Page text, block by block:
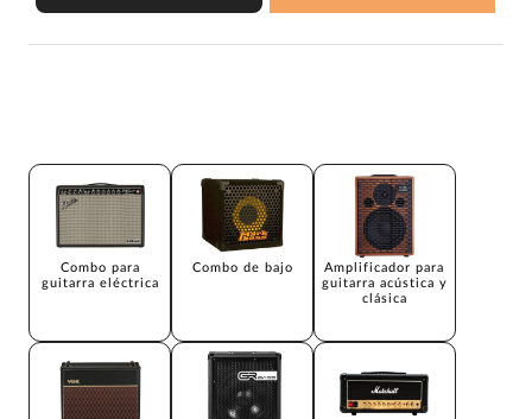
Combo para
guitarra eléctrica
Combo de bajo
Amplificador para
guitarra acústica y
clásica